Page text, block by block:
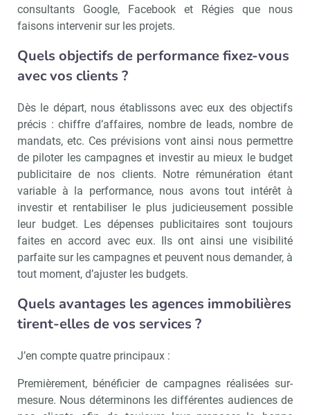
consultants Google, Facebook et Régies que nous
faisons intervenir sur les projets.
Quels objectifs de performance fixez-vous
avec vos clients ?
Dès le départ, nous établissons avec eux des objectifs
précis : chiffre d’affaires, nombre de leads, nombre de
mandats, etc. Ces prévisions vont ainsi nous permettre
de piloter les campagnes et investir au mieux le budget
publicitaire de nos clients. Notre rémunération étant
variable à la performance, nous avons tout intérêt à
investir et rentabiliser le plus judicieusement possible
leur budget. Les dépenses publicitaires sont toujours
faites en accord avec eux. Ils ont ainsi une visibilité
parfaite sur les campagnes et peuvent nous demander, à
tout moment, d’ajuster les budgets.
Quels avantages les agences immobilières
tirent-elles de vos services ?
J’en compte quatre principaux :
Premièrement, bénéficier de campagnes réalisées sur-
mesure. Nous déterminons les différentes audiences de